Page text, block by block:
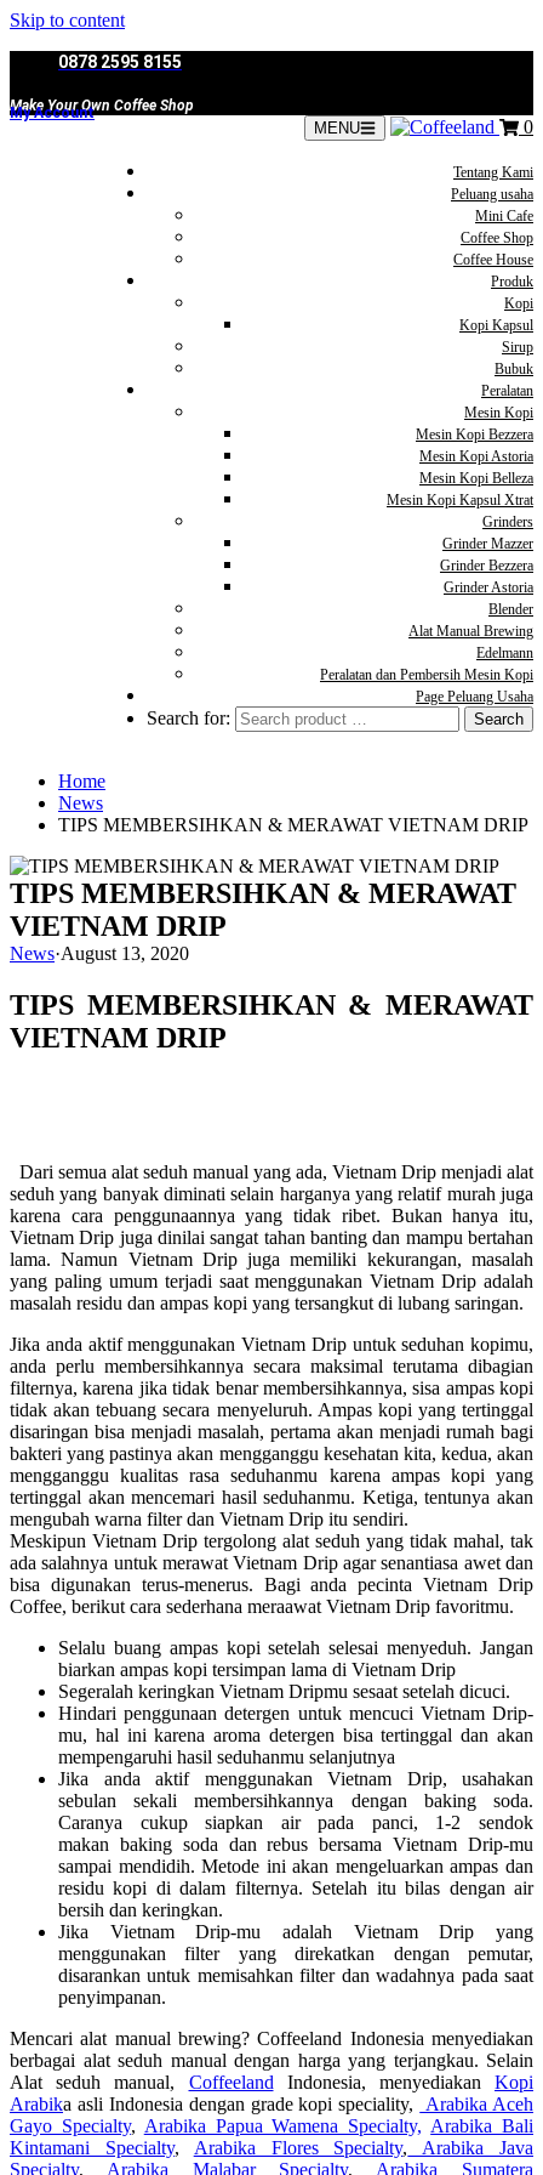
Skip to content
0878 2595 8155
Make Your Own Coffee Shop
My Account
MENU 0
Tentang Kami
Peluang usaha
Mini Cafe
Coffee Shop
Coffee House
Produk
Kopi
Kopi Kapsul
Sirup
Bubuk
Peralatan
Mesin Kopi
Mesin Kopi Bezzera
Mesin Kopi Astoria
Mesin Kopi Belleza
Mesin Kopi Kapsul Xtrat
Grinders
Grinder Mazzer
Grinder Bezzera
Grinder Astoria
Blender
Alat Manual Brewing
Edelmann
Peralatan dan Pembersih Mesin Kopi
Page Peluang Usaha
Search for:
Home
News
TIPS MEMBERSIHKAN & MERAWAT VIETNAM DRIP
TIPS MEMBERSIHKAN & MERAWAT
VIETNAM DRIP
News·August 13, 2020
TIPS MEMBERSIHKAN & MERAWAT
VIETNAM DRIP
Dari semua alat seduh manual yang ada, Vietnam Drip menjadi alat
seduh yang banyak diminati selain harganya yang relatif murah juga
karena cara penggunaannya yang tidak ribet. Bukan hanya itu,
Vietnam Drip juga dinilai sangat tahan banting dan mampu bertahan
lama. Namun Vietnam Drip juga memiliki kekurangan, masalah
yang paling umum terjadi saat menggunakan Vietnam Drip adalah
masalah residu dan ampas kopi yang tersangkut di lubang saringan.
Jika anda aktif menggunakan Vietnam Drip untuk seduhan kopimu,
anda perlu membersihkannya secara maksimal terutama dibagian
filternya, karena jika tidak benar membersihkannya, sisa ampas kopi
tidak akan tebuang secara menyeluruh. Ampas kopi yang tertinggal
disaringan bisa menjadi masalah, pertama akan menjadi rumah bagi
bakteri yang pastinya akan mengganggu kesehatan kita, kedua, akan
mengganggu kualitas rasa seduhanmu karena ampas kopi yang
tertinggal akan mencemari hasil seduhanmu. Ketiga, tentunya akan
mengubah warna filter dan Vietnam Drip itu sendiri.
Meskipun Vietnam Drip tergolong alat seduh yang tidak mahal, tak
ada salahnya untuk merawat Vietnam Drip agar senantiasa awet dan
bisa digunakan terus-menerus. Bagi anda pecinta Vietnam Drip
Coffee, berikut cara sederhana meraawat Vietnam Drip favoritmu.
Selalu buang ampas kopi setelah selesai menyeduh. Jangan
biarkan ampas kopi tersimpan lama di Vietnam Drip
Segeralah keringkan Vietnam Dripmu sesaat setelah dicuci.
Hindari penggunaan detergen untuk mencuci Vietnam Drip-
mu, hal ini karena aroma detergen bisa tertinggal dan akan
mempengaruhi hasil seduhanmu selanjutnya
Jika anda aktif menggunakan Vietnam Drip, usahakan
sebulan sekali membersihkannya dengan baking soda.
Caranya cukup siapkan air pada panci, 1-2 sendok
makan baking soda dan rebus bersama Vietnam Drip-mu
sampai mendidih. Metode ini akan mengeluarkan ampas dan
residu kopi di dalam filternya. Setelah itu bilas dengan air
bersih dan keringkan.
Jika Vietnam Drip-mu adalah Vietnam Drip yang
menggunakan filter yang direkatkan dengan pemutar,
disarankan untuk memisahkan filter dan wadahnya pada saat
penyimpanan.
Mencari alat manual brewing? Coffeeland Indonesia menyediakan
berbagai alat seduh manual dengan harga yang terjangkau. Selain
Alat seduh manual, Coffeeland Indonesia, menyediakan Kopi
Arabika asli Indonesia dengan grade kopi speciality,
Arabika Aceh
Gayo Specialty, Arabika Papua Wamena Specialty, Arabika Bali
Kintamani Specialty, Arabika Flores Specialty, Arabika Java
Specialty, Arabika Malabar Specialty, Arabika Sumatera